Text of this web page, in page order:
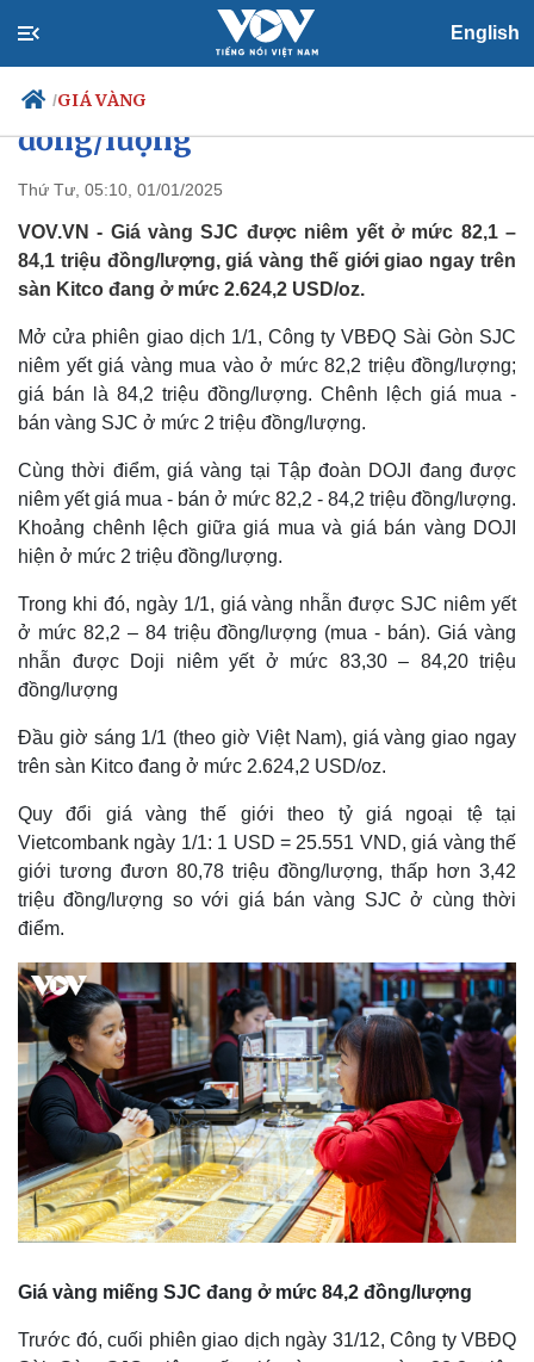
English
/GIÁ VÀNG
Chính trị
Đảng
Tổ chức nhân sự
Nhận diện sự thật
Xã hội
Tin 24h
Dự báo thời tiết
Dấu ấn VOV
Việc làm
Biển đảo
Thế giới
Quan sát
Cuộc sống đó đây
Hồ sơ
Multimedia
Video
Ảnh
E-Magazine
Infographic
Giá vàng hôm nay 1/1/2025: Vàng
SJC ở mức giao dịch 84,2 triệu
đồng/lượng
Thứ Tư, 05:10, 01/01/2025
VOV.VN - Giá vàng SJC được niêm yết ở mức 82,1 –
84,1 triệu đồng/lượng, giá vàng thế giới giao ngay trên
sàn Kitco đang ở mức 2.624,2 USD/oz.
Mở cửa phiên giao dịch 1/1, Công ty VBĐQ Sài Gòn SJC
niêm yết giá vàng mua vào ở mức 82,2 triệu đồng/lượng;
giá bán là 84,2 triệu đồng/lượng. Chênh lệch giá mua -
bán vàng SJC ở mức 2 triệu đồng/lượng.
Cùng thời điểm, giá vàng tại Tập đoàn DOJI đang được
niêm yết giá mua - bán ở mức 82,2 - 84,2 triệu đồng/lượng.
Khoảng chênh lệch giữa giá mua và giá bán vàng DOJI
hiện ở mức 2 triệu đồng/lượng.
Trong khi đó, ngày 1/1, giá vàng nhẫn được SJC niêm yết
ở mức 82,2 – 84 triệu đồng/lượng (mua - bán). Giá vàng
nhẫn được Doji niêm yết ở mức 83,30 – 84,20 triệu
đồng/lượng
Đầu giờ sáng 1/1 (theo giờ Việt Nam), giá vàng giao ngay
trên sàn Kitco đang ở mức 2.624,2 USD/oz.
Quy đổi giá vàng thế giới theo tỷ giá ngoại tệ tại
Vietcombank ngày 1/1: 1 USD = 25.551 VND, giá vàng thế
giới tương đươn 80,78 triệu đồng/lượng, thấp hơn 3,42
triệu đồng/lượng so với giá bán vàng SJC ở cùng thời
điểm.
Giá vàng miếng SJC đang ở mức 84,2 đồng/lượng
Trước đó, cuối phiên giao dịch ngày 31/12, Công ty VBĐQ